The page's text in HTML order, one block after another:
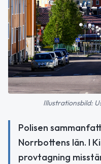
Illustrationsbild:
Polisen
Norrbottens län. I
provtagning